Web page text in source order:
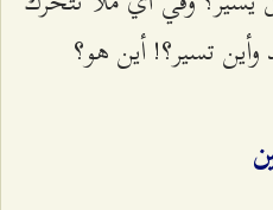
وأين تسير؟! أين هو؟